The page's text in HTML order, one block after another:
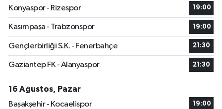
Konyaspor - Rizespor
19:00
Kasımpaşa - Trabzonspor 19:00
Gençlerbirliği S.K. - Fenerbahçe 21:30
Gaziantep FK - Alanyaspor 21:30
16 Ağustos, Pazar
Başakşehir - Kocaelispor
19:00